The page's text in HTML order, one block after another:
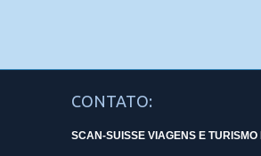
CONTATO:
SCAN-SUISSE VIAGENS E TURISMO